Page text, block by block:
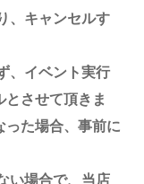
、キャンセルす
、イベント実行
させて頂きま
った場合、事前に
い場合で、当店